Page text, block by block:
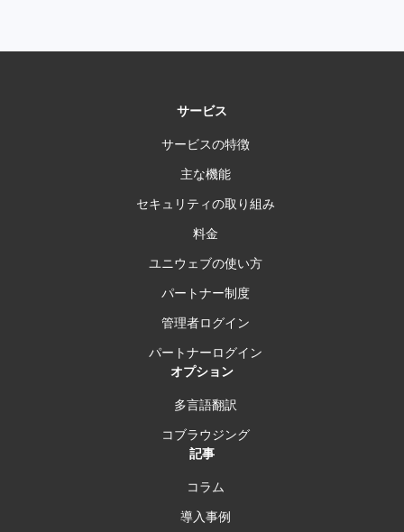
サービス
サービスの特徴
主な機能
セキュリティの取り組み
料金
ユニウェブの使い方
パートナー制度
管理者ログイン
パートナーログイン
オプション
多言語翻訳
コブラウジング
記事
コラム
導入事例